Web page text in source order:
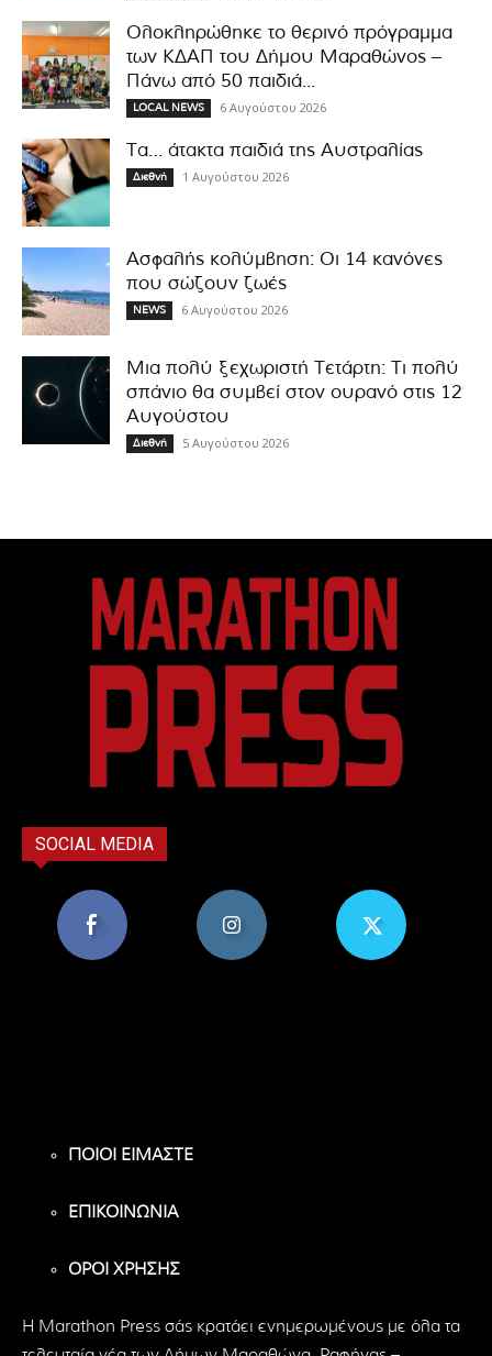
Ολοκληρώθηκε το θερινό πρόγραμμα
των ΚΔΑΠ του Δήμου Μαραθώνος –
Πάνω από 50 παιδιά...
LOCAL NEWS 6 Αυγούστου 2026
Τα… άτακτα παιδιά της Αυστραλίας
Διεθνή 1 Αυγούστου 2026
Ασφαλής κολύμβηση: Οι 14 κανόνες
που σώζουν ζωές
NEWS 6 Αυγούστου 2026
Μια πολύ ξεχωριστή Τετάρτη: Τι πολύ
σπάνιο θα συμβεί στον ουρανό στις 12
Αυγούστου
Διεθνή 5 Αυγούστου 2026
SOCIAL MEDIA
ΠΟΙΟΙ ΕΙΜΑΣΤΕ
ΕΠΙΚΟΙΝΩΝΙΑ
ΟΡΟΙ ΧΡΗΣΗΣ
H Marathon Press σάς κρατάει ενημερωμένους με όλα τα